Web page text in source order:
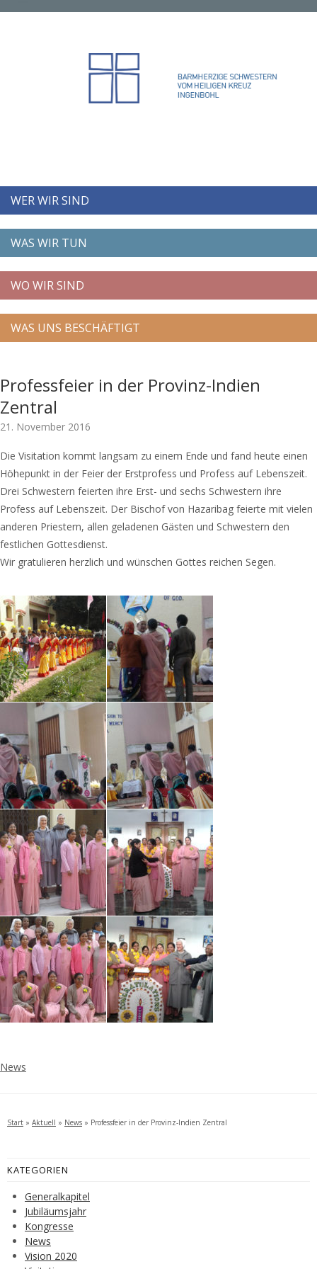
WER WIR SIND
WAS WIR TUN
WO WIR SIND
WAS UNS BESCHÄFTIGT
Professfeier in der Provinz-Indien
Zentral
21. November 2016
Die Visitation kommt langsam zu einem Ende und fand heute einen
Höhepunkt in der Feier der Erstprofess und Profess auf Lebenszeit.
Drei Schwestern feierten ihre Erst- und sechs Schwestern ihre
Profess auf Lebenszeit. Der Bischof von Hazaribag feierte mit vielen
anderen Priestern, allen geladenen Gästen und Schwestern den
festlichen Gottesdienst.
Wir gratulieren herzlich und wünschen Gottes reichen Segen.
News
Start » Aktuell » News » Professfeier in der Provinz-Indien Zentral
KATEGORIEN
Generalkapitel
Jubiläumsjahr
Kongresse
News
Vision 2020